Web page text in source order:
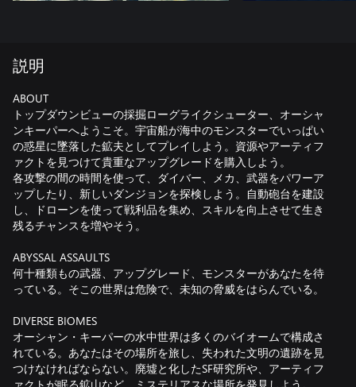
説明
ABOUT
トップダウンビューの採掘ローグライクシューター、オーシャ
ンキーパーへようこそ。宇宙船が海中のモンスターでいっぱい
の惑星に墜落した鉱夫としてプレイしよう。資源やアーティフ
ァクトを見つけて貴重なアップグレードを購入しよう。
各攻撃の間の時間を使って、ダイバー、メカ、武器をパワーア
ップしたり、新しいダンジョンを探検しよう。自動砲台を建設
し、ドローンを使って戦利品を集め、スキルを向上させて生き
残るチャンスを増やそう。
ABYSSAL ASSAULTS
何十種類もの武器、アップグレード、モンスターがあなたを待
っている。そこの世界は危険で、未知の脅威をはらんでいる。
DIVERSE BIOMES
オーシャン・キーパーの水中世界は多くのバイオームで構成さ
れている。あなたはその場所を旅し、失われた文明の遺跡を見
つけなければならない。廃墟と化したSF研究所や、アーティフ